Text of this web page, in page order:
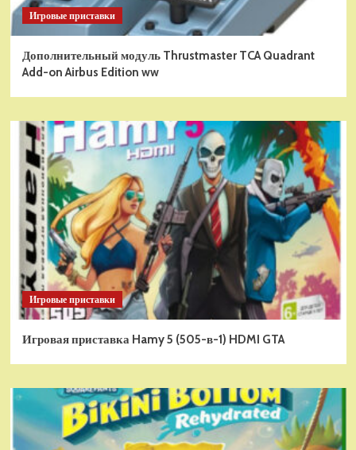
Игровые приставки
Дополнительный модуль Thrustmaster TCA Quadrant
Add-on Airbus Edition ww
Игровые приставки
Игровая приставка Hamy 5 (505-в-1) HDMI GTA